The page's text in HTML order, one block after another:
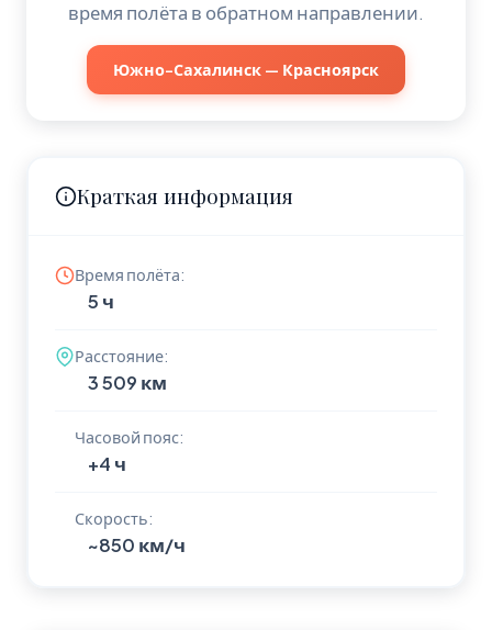
время полёта в обратном направлении.
Южно-Сахалинск — Красноярск
Краткая информация
Время полёта:
5 ч
Расстояние:
3 509 км
Часовой пояс:
+4 ч
Скорость:
~850 км/ч